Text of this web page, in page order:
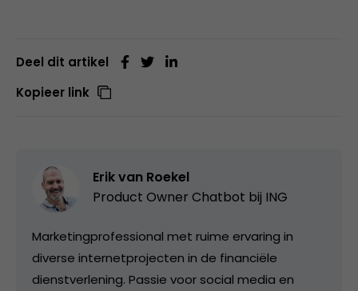
Deel dit artikel
Kopieer link
Erik van Roekel
Product Owner Chatbot bij ING
Marketingprofessional met ruime ervaring in
diverse internetprojecten in de financiële
dienstverlening. Passie voor social media en